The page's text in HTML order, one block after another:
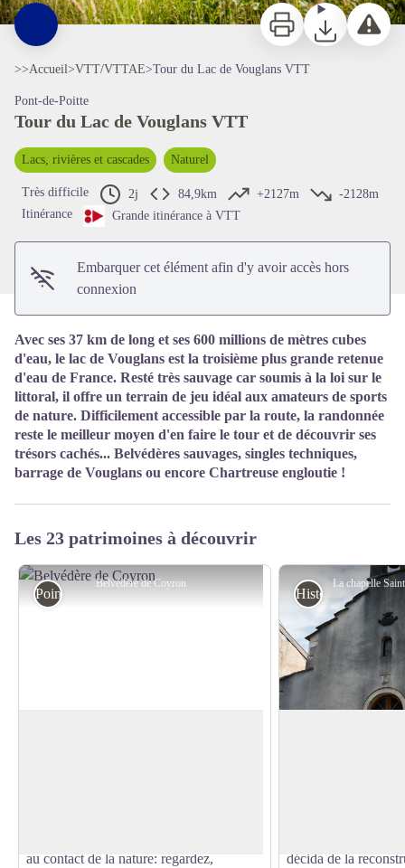
Voir l'image en plein écran
ImprimerTéléchargerSignaler
>>Accueil>VTT/VTTAE>Tour du Lac de Vouglans VTT
Pont-de-Poitte
Tour du Lac de Vouglans VTT
Lacs, rivières et cascades Naturel
Très difficile 2j 84,9km +2127m
-2128m
Itinérance
Grande itinérance à VTT
Embarquer cet élément afin d'y avoir accès hors
connexion
Avec ses 37 km de long et ses 600 millions de mètres cubes
d'eau, le lac de Vouglans est la troisième plus grande retenue
d'eau de France. Resté très sauvage car soumis à la loi sur le
littoral, il offre un terrain de jeu idéal aux amateurs de sports
de nature. Difficilement accessible par la route, la randonnée
reste le meilleur moyen d'en faire le tour et de découvrir ses
trésors cachés... Belvédères sauvages, singles techniques,
barrage de Vouglans ou encore Chartreuse engloutie !
Les 23 patrimoines à découvrir
Belvédère de Coyron
Point de vue
au contact de la nature: regardez,
Histoire et
décida de la